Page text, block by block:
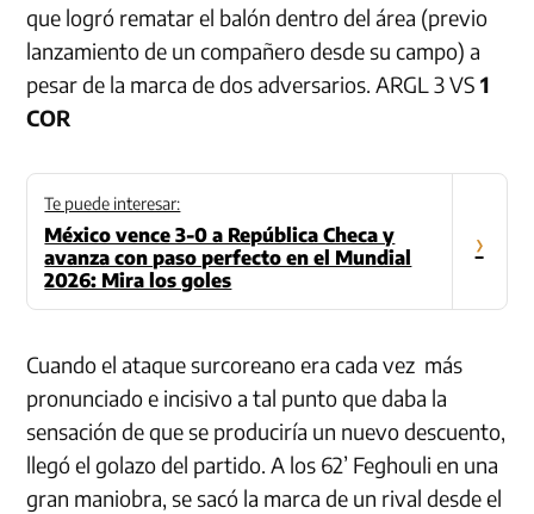
que logró rematar el balón dentro del área (previo
lanzamiento de un compañero desde su campo) a
pesar de la marca de dos adversarios. ARGL 3 VS1
COR
Te puede interesar:
México vence 3-0 a República Checa y
avanza con paso perfecto en el Mundial
2026: Mira los goles
›
Cuando el ataque surcoreano era cada vez más
pronunciado e incisivo a tal punto que daba la
sensación de que se produciría un nuevo descuento,
llegó el golazo del partido. A los 62’ Feghouli en una
gran maniobra, se sacó la marca de un rival desde el